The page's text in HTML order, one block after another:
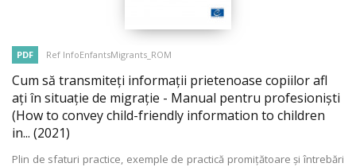
PDF Ref InfoEnfantsMigrants_ROM
Cum să transmiteți informații prietenoase copiilor afl
ați în situație de migrație - Manual pentru profesioniști
(How to convey child-friendly information to children
in... (2021)
Plin de sfaturi practice, exemple de practică promițătoare și întrebări